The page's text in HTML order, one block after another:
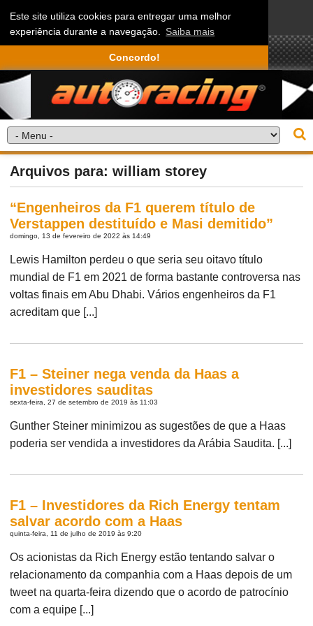
Este site utiliza cookies para entregar uma melhor
experiência durante a navegação. Saiba mais
Concordo!
Arquivos para: william storey
“Engenheiros da F1 querem título de
Verstappen destituído e Masi demitido”
domingo, 13 de fevereiro de 2022 às 14:49
Lewis Hamilton perdeu o que seria seu oitavo título
mundial de F1 em 2021 de forma bastante controversa nas
voltas finais em Abu Dhabi. Vários engenheiros da F1
acreditam que [...]
F1 – Steiner nega venda da Haas a
investidores sauditas
sexta-feira, 27 de setembro de 2019 às 11:03
Gunther Steiner minimizou as sugestões de que a Haas
poderia ser vendida a investidores da Arábia Saudita. [...]
F1 – Investidores da Rich Energy tentam
salvar acordo com a Haas
quinta-feira, 11 de julho de 2019 às 9:20
Os acionistas da Rich Energy estão tentando salvar o
relacionamento da companhia com a Haas depois de um
tweet na quarta-feira dizendo que o acordo de patrocínio
com a equipe [...]